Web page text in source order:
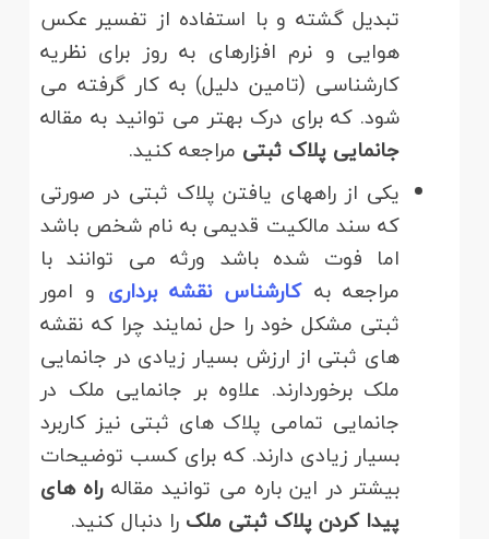
تبدیل گشته و با استفاده از تفسیر عکس
هوایی و نرم افزارهای به روز برای نظریه
کارشناسی (تامین دلیل) به کار گرفته می
شود. که برای درک بهتر می توانید به مقاله
جانمایی پلاک ثبتی مراجعه کنید.
یکی از راههای یافتن پلاک ثبتی در صورتی
که سند مالکیت قدیمی به نام شخص باشد
اما فوت شده باشد ورثه می توانند با
مراجعه بهکارشناس نقشه برداری و امور
ثبتی مشکل خود را حل نمایند چرا که نقشه
های ثبتی از ارزش بسیار زیادی در جانمایی
ملک برخوردارند. علاوه بر جانمایی ملک در
جانمایی تمامی پلاک های ثبتی نیز کاربرد
بسیار زیادی دارند. که برای کسب توضیحات
بیشتر در این باره می توانید مقالهراه های
پیدا کردن پلاک ثبتی ملک را دنبال کنید.